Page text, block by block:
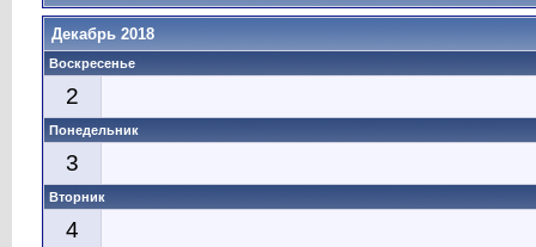
Декабрь 2018
Воскресенье
2
Понедельник
3
Вторник
4